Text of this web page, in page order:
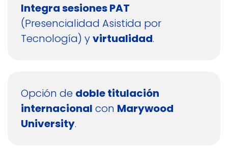
Integra sesiones PAT
(Presencialidad Asistida por
Tecnología) yvirtualidad.
Opción de doble titulación
internacional con Marywood
University.